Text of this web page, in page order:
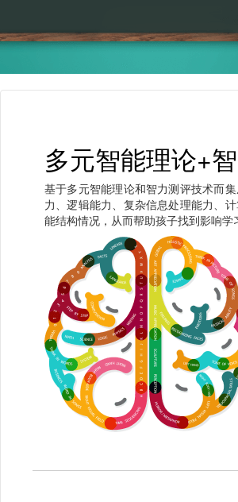
联系我们
多元智能理论+
基于多元智能理论和智力测评技术而
力、逻辑能力、复杂信息处理能力、
能结构情况，从而帮助孩子找到影响